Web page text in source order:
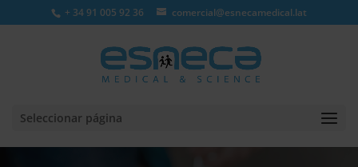
+ 34 91 005 92 36 comercial@esnecamedical.lat
Seleccionar página